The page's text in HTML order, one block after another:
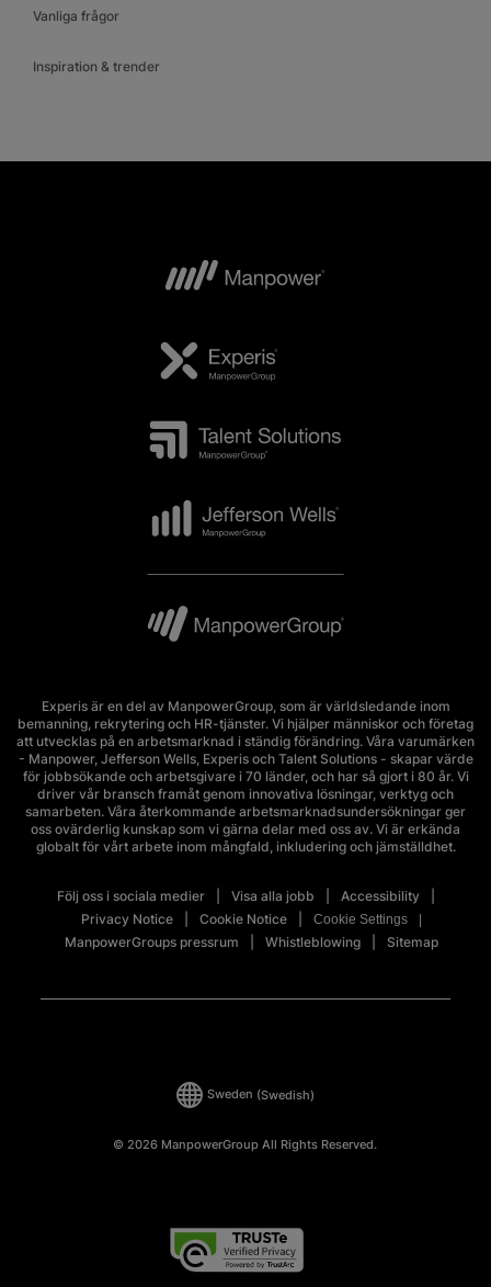
Vanliga frågor
Inspiration & trender
Experis är en del av ManpowerGroup, som är världsledande inom
bemanning, rekrytering och HR-tjänster. Vi hjälper människor och företag
att utvecklas på en arbetsmarknad i ständig förändring. Våra varumärken
- Manpower, Jefferson Wells, Experis och Talent Solutions - skapar värde
för jobbsökande och arbetsgivare i 70 länder, och har så gjort i 80 år. Vi
driver vår bransch framåt genom innovativa lösningar, verktyg och
samarbeten. Våra återkommande arbetsmarknadsundersökningar ger
oss ovärderlig kunskap som vi gärna delar med oss av. Vi är erkända
globalt för vårt arbete inom mångfald, inkludering och jämställdhet.
Följ oss i sociala medier Visa alla jobb
Accessibility
Privacy Notice
Cookie Notice Cookie Settings
ManpowerGroups pressrum Whistleblowing Sitemap
© 2026 ManpowerGroup All Rights Reserved.
Sweden (Swedish)